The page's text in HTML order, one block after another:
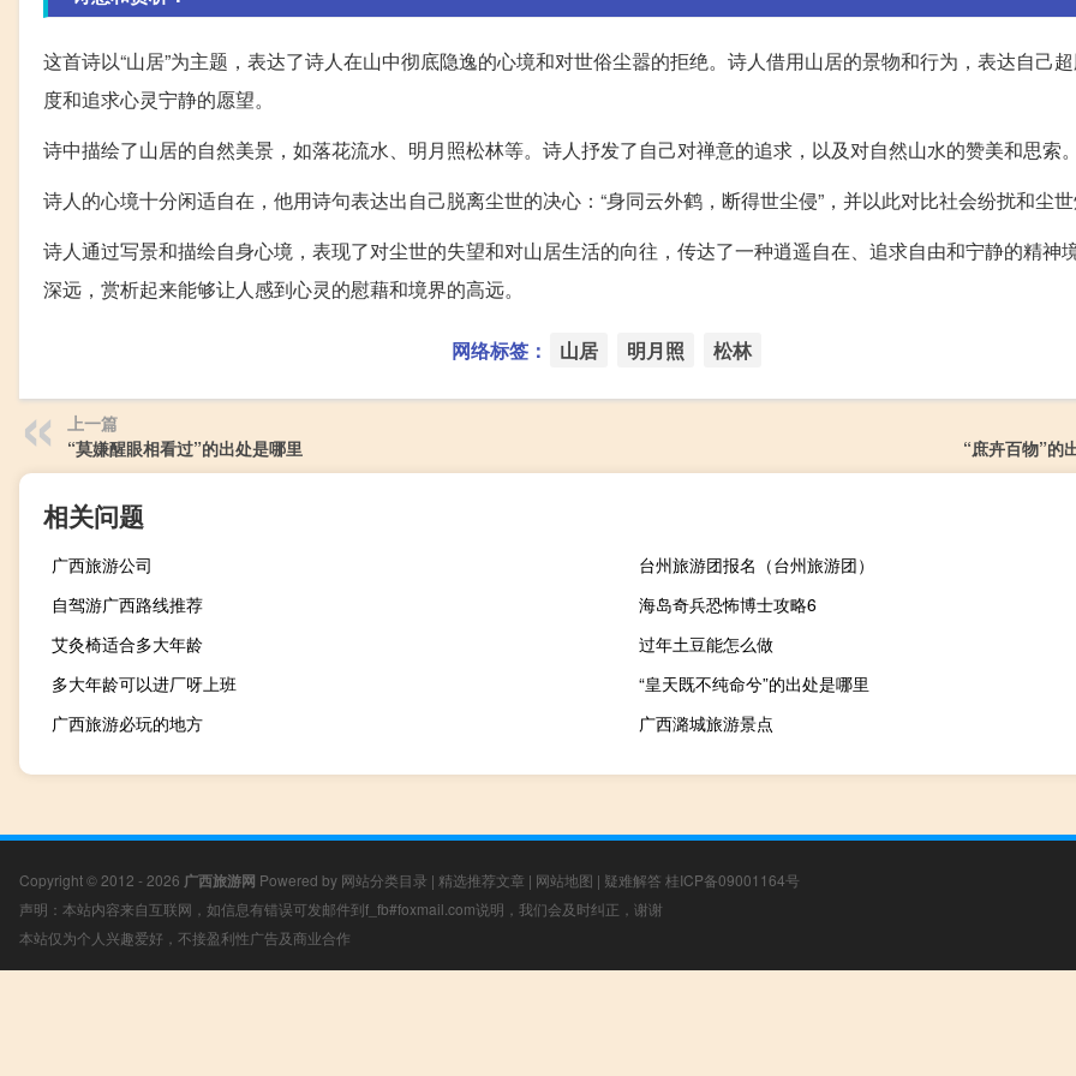
这首诗以“山居”为主题，表达了诗人在山中彻底隐逸的心境和对世俗尘嚣的拒绝。诗人借用山居的景物和行为，表达自己
度和追求心灵宁静的愿望。
诗中描绘了山居的自然美景，如落花流水、明月照松林等。诗人抒发了自己对禅意的追求，以及对自然山水的赞美和思索
诗人的心境十分闲适自在，他用诗句表达出自己脱离尘世的决心：“身同云外鹤，断得世尘侵”，并以此对比社会纷扰和尘
诗人通过写景和描绘自身心境，表现了对尘世的失望和对山居生活的向往，传达了一种逍遥自在、追求自由和宁静的精神
深远，赏析起来能够让人感到心灵的慰藉和境界的高远。
网络标签： 山居 明月照 松林
上一篇
“莫嫌醒眼相看过”的出处是哪里
“庶卉百物”的
相关问题
广西旅游公司
台州旅游团报名（台州旅游团）
自驾游广西路线推荐
海岛奇兵恐怖博士攻略6
艾灸椅适合多大年龄
过年土豆能怎么做
多大年龄可以进厂呀上班
“皇天既不纯命兮”的出处是哪里
广西旅游必玩的地方
广西潞城旅游景点
Copyright © 2012 - 2026 广西旅游网 Powered by 网站分类目录 | 精选推荐文章 | 网站地图 | 疑难解答 桂ICP备09001164号
声明：本站内容来自互联网，如信息有错误可发邮件到f_fb#foxmail.com说明，我们会及时纠正，谢谢
本站仅为个人兴趣爱好，不接盈利性广告及商业合作